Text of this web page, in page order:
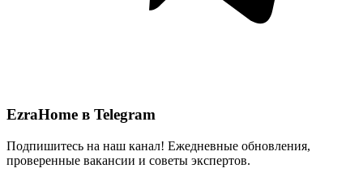
EzraHome в Telegram
Подпишитесь на наш канал! Ежедневные обновления,
проверенные вакансии и советы экспертов.